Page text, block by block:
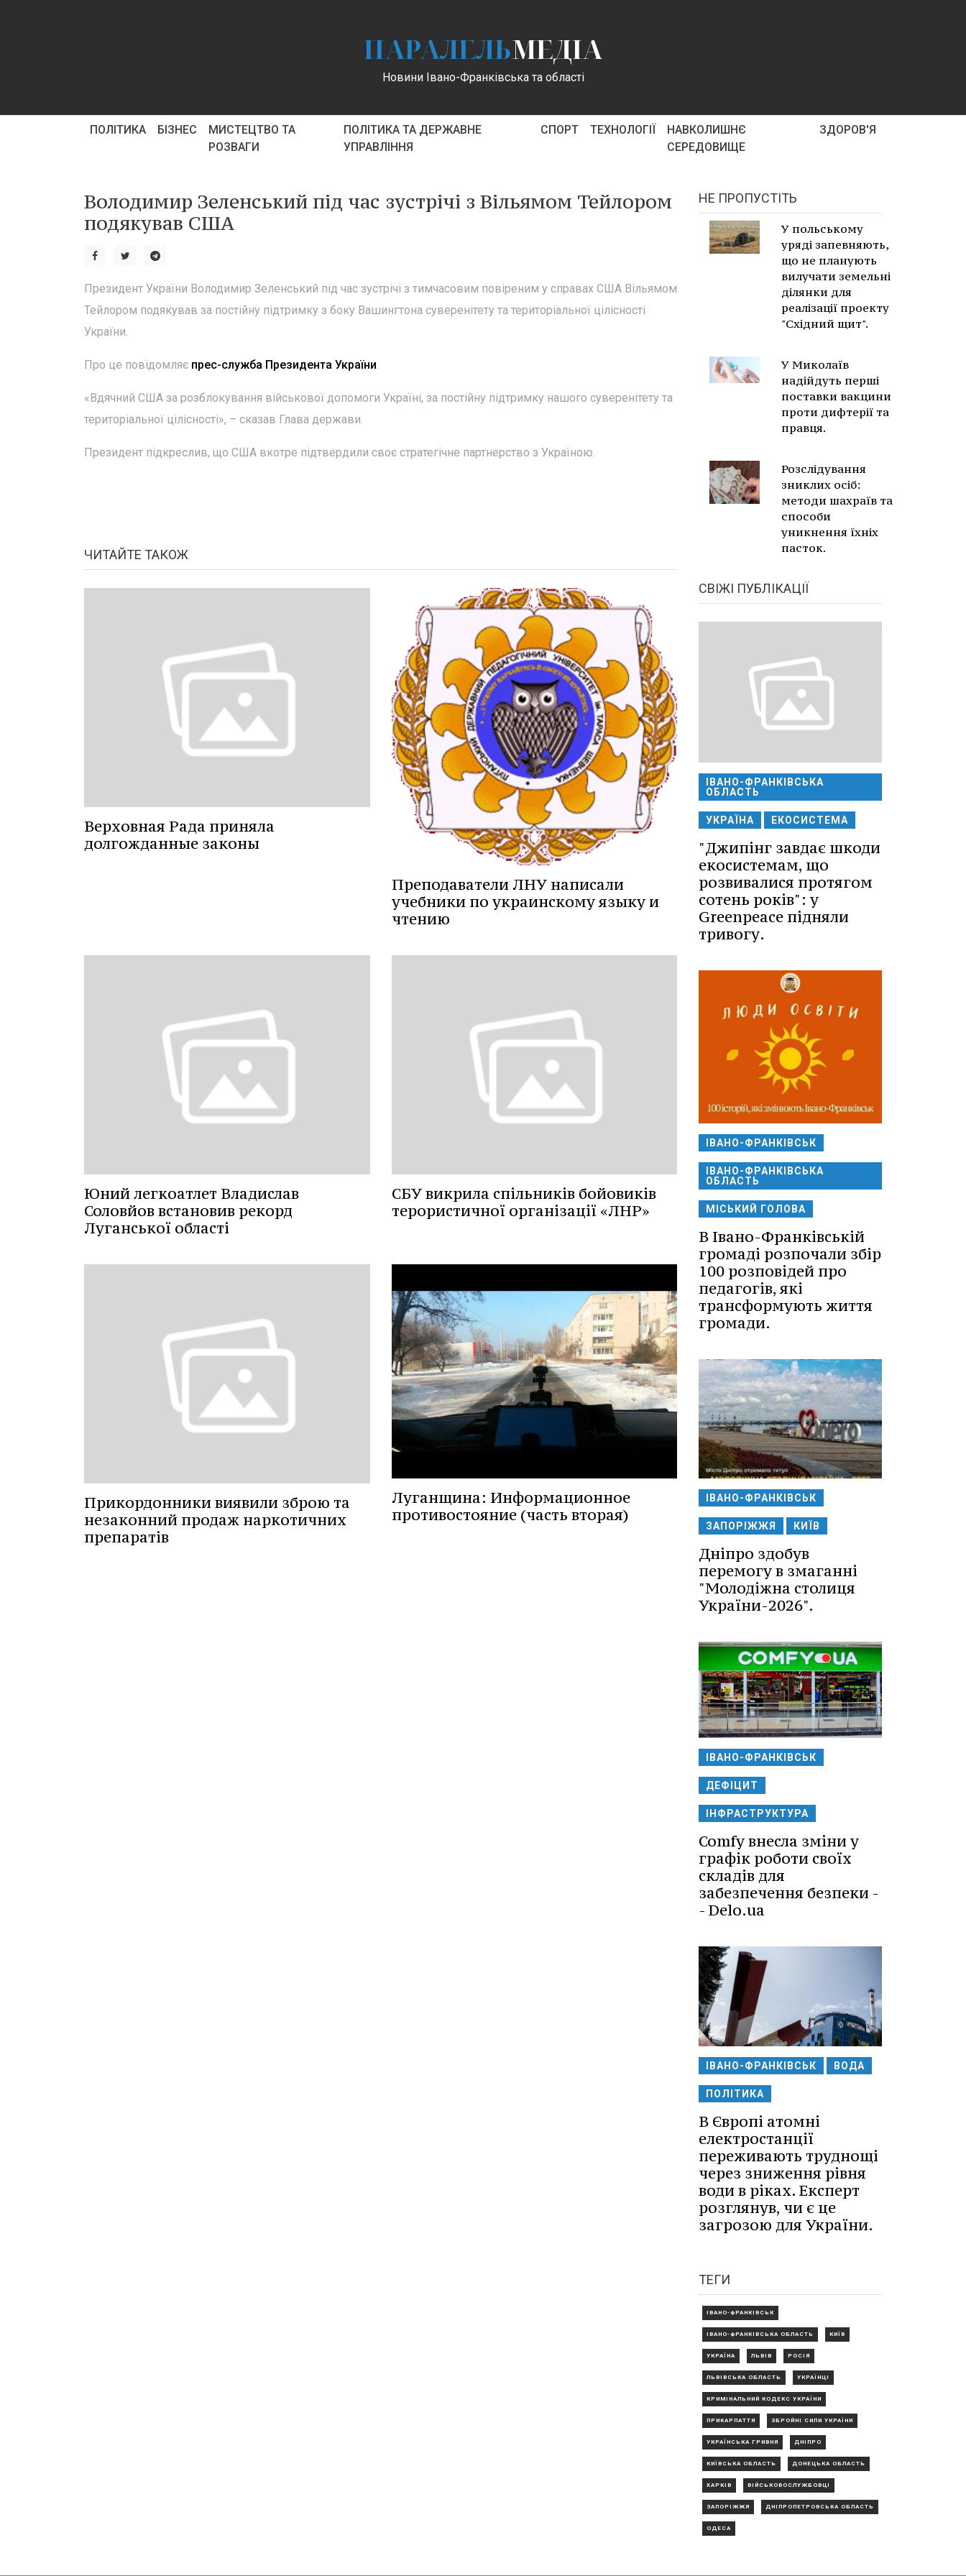
ПАРАЛЕЛЬМЕДІА
Новини Івано-Франківська та області
ПОЛІТИКА БІЗНЕС
МИСТЕЦТВО ТА
РОЗВАГИ
ПОЛІТИКА ТА ДЕРЖАВНЕ
УПРАВЛІННЯ
СПОРТ ТЕХНОЛОГІЇ
НАВКОЛИШНЄ
СЕРЕДОВИЩЕ
ЗДОРОВ'Я
Володимир Зеленський під час зустрічі з Вільямом Тейлором
подякував США
Президент України Володимир Зеленський під час зустрічі з тимчасовим повіреним у справах США Вільямом
Тейлором подякував за постійну підтримку з боку Вашингтона суверенітету та територіальної цілісності
України.
Про це повідомляє прес-служба Президента України.
«Вдячний США за розблокування військової допомоги Україні, за постійну підтримку нашого суверенітету та
територіальної цілісності», – сказав Глава держави.
Президент підкреслив, що США вкотре підтвердили своє стратегічне партнерство з Україною.
ЧИТАЙТЕ ТАКОЖ
Верховная Рада приняла
долгожданные законы
Преподаватели ЛНУ написали
учебники по украинскому языку и
чтению
Юний легкоатлет Владислав
Соловйов встановив рекорд
Луганської області
СБУ викрила спільників бойовиків
терористичної організації «ЛНР»
Прикордонники виявили зброю та
незаконний продаж наркотичних
препаратів
Луганщина: Информационное
противостояние (часть вторая)
НЕ ПРОПУСТІТЬ
У польському
уряді запевняють,
що не планують
вилучати земельні
ділянки для
реалізації проекту
"Східний щит".
У Миколаїв
надійдуть перші
поставки вакцини
проти дифтерії та
правця.
Розслідування
зниклих осіб:
методи шахраїв та
способи
уникнення їхніх
пасток.
СВІЖІ ПУБЛІКАЦІЇ
ІВАНО-ФРАНКІВСЬКА
ОБЛАСТЬ
УКРАЇНА ЕКОСИСТЕМА
"Джипінг завдає шкоди
екосистемам, що
розвивалися протягом
сотень років": у
Greenpeace підняли
тривогу.
ІВАНО-ФРАНКІВСЬК
ІВАНО-ФРАНКІВСЬКА
ОБЛАСТЬ
МІСЬКИЙ ГОЛОВА
В Івано-Франківській
громаді розпочали збір
100 розповідей про
педагогів, які
трансформують життя
громади.
ІВАНО-ФРАНКІВСЬК
ЗАПОРІЖЖЯ КИЇВ
Дніпро здобув
перемогу в змаганні
"Молодіжна столиця
України-2026".
ІВАНО-ФРАНКІВСЬК
ДЕФІЦИТ
ІНФРАСТРУКТУРА
Comfy внесла зміни у
графік роботи своїх
складів для
забезпечення безпеки -
- Delo.ua
ІВАНО-ФРАНКІВСЬК ВОДА
ПОЛІТИКА
В Європі атомні
електростанції
переживають труднощі
через зниження рівня
води в ріках. Експерт
розглянув, чи є це
загрозою для України.
ТЕГИ
ІВАНО-ФРАНКІВСЬК
ІВАНО-ФРАНКІВСЬКА ОБЛАСТЬ КИЇВ
УКРАЇНА ЛЬВІВ РОСІЯ
ЛЬВІВСЬКА ОБЛАСТЬ УКРАЇНЦІ
КРИМІНАЛЬНИЙ КОДЕКС УКРАЇНИ
ПРИКАРПАТТЯ ЗБРОЙНІ СИЛИ УКРАЇНИ
УКРАЇНСЬКА ГРИВНЯ ДНІПРО
КИЇВСЬКА ОБЛАСТЬ ДОНЕЦЬКА ОБЛАСТЬ
ХАРКІВ ВІЙСЬКОВОСЛУЖБОВЦІ
ЗАПОРІЖЖЯ ДНІПРОПЕТРОВСЬКА ОБЛАСТЬ
ОДЕСА